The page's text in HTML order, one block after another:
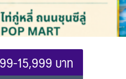
15,999 บาท